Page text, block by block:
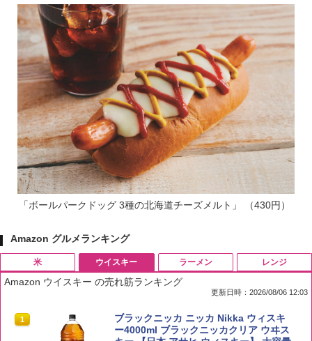
「ボールパークドッグ 3種の北海道チーズメルト」 （430円）
Amazon グルメランキング
米
1 by Amazon 国産ブレンド米 精米 5kg
ウイスキー
Amazon ウイスキー の売れ筋ランキング
更新日時：2026/08/06 12:03
1
ブラックニッカ ニッカ Nikka ウィスキ
ー4000ml ブラックニッカクリア ウヰス
ラーメン レンジ